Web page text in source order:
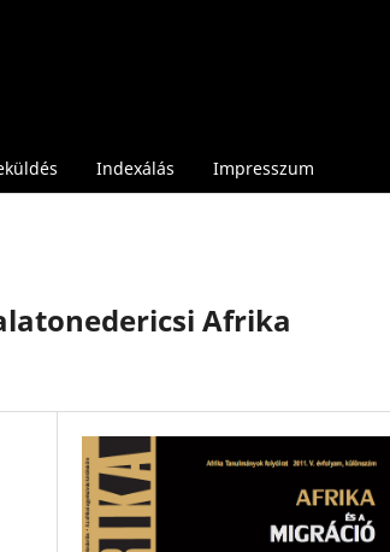
Indexálás Impresszum
Afrika